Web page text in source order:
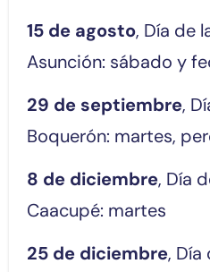
15 de agosto, Día de
Asunción: sábado y
29 de septiembre,
Boquerón: martes,
8 de diciembre, Día
Caacupé: martes
25 de diciembre, Día